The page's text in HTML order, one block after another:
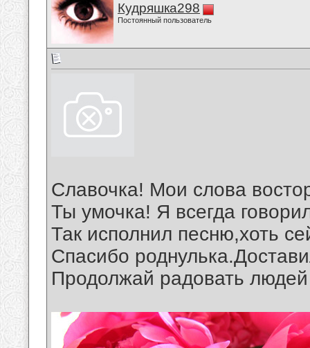
Кудряшка298
Постоянный пользователь
Славочка! Мои слова
Ты умочка! Я всегда
Так исполнил песню,хоть
Спасибо
Продолжай радовать